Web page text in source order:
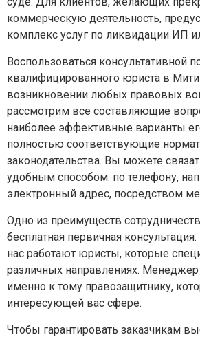
коммерческую деятельность,
комплекс услуг по ликвидации ИП
Воспользоваться консультативной
квалифицированного юриста в
возникновении любых правовых
рассмотрим все составляющие
наиболее эффективные варианты
полностью соответствующие
законодательства. Вы можете
удобным способом: по телефону,
электронный адрес, посредством
Одно из преимуществ
бесплатная первичная
нас работают юристы, которые
различных направлениях. Менеджер
именно к тому правозащитнику,
интересующей вас сфере.
Чтобы гарантировать заказчикам